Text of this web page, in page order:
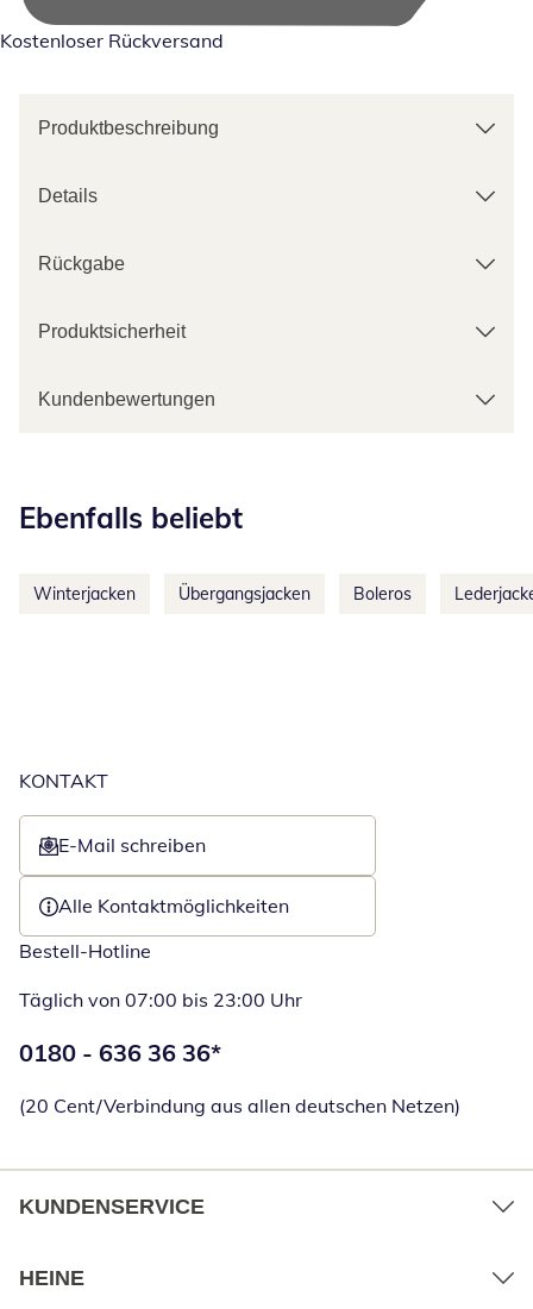
Kostenloser Rückversand
Produktbeschreibung
Details
Rückgabe
Produktsicherheit
Kundenbewertungen
Ebenfalls beliebt
Winterjacken Übergangsjacken Boleros
KONTAKT
E-Mail schreiben
Öffnet E-Mail-Client
Alle Kontaktmöglichkeiten
Bestell-Hotline
Täglich von 07:00 bis 23:00 Uhr
Telefonnummer:
0180 - 636 36 36*
(20 Cent/Verbindung aus allen deutschen Netzen)
KUNDENSERVICE
HEINE